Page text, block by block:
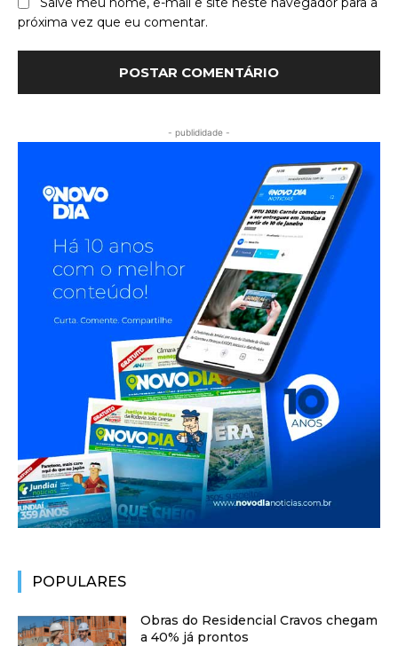
próxima vez que eu comentar.
- publididade -
POPULARES
Obras do Residencial Cravos chegam
a 40% já prontos